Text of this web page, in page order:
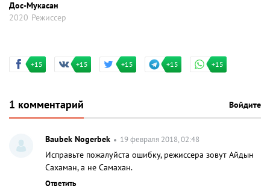
Дос-Мукасан
2020 Режиссер
+15 +15 +15 +15 +15
1 комментарий Войдите
Baubek Nogerbek 19 февраля 2018, 02:48
Исправьте пожалуйста ошибку, режиссера зовут Айдын
Сахаман, а не Самахан.
Ответить